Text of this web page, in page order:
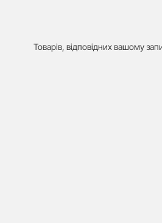
Товарів, відповідних вашому